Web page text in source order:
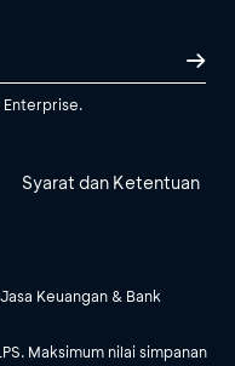
Syarat dan Ketentuan
Keuangan & Bank
Maksimum nilai simpanan